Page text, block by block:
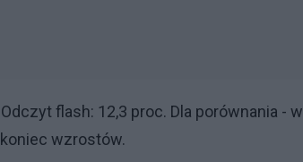
Odczyt flash: 12,3 proc. Dla porównania - w
wzrostów.